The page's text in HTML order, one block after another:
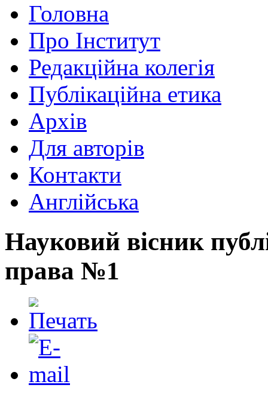
Головна
Про Інститут
Редакційна колегія
Публікаційна етика
Архів
Для авторів
Контакти
Англійська
Науковий вісник
права №1